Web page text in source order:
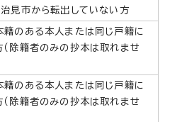
治見市から転出していない方
籍のある本人または同じ戸籍に
除籍者のみの抄本は取れませ
籍のある本人または同じ戸籍に
除籍者のみの抄本は取れませ